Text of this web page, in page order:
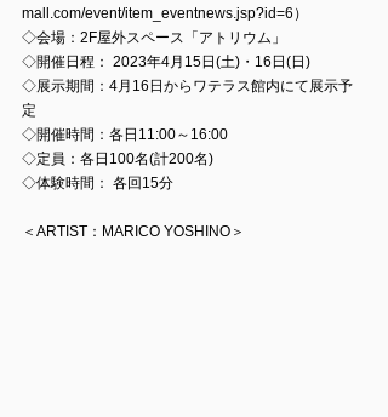
mall.com/event/item_eventnews.jsp?id=6）
◇会場：2F屋外スペース「アトリウム」
◇開催日程： 2023年4月15日(土)・16日(日)
◇展示期間：4月16日からワテラス館内にて展示予
定
◇開催時間：各日11:00～16:00
◇定員：各日100名(計200名)
◇体験時間： 各回15分
＜ARTIST：MARICO YOSHINO＞